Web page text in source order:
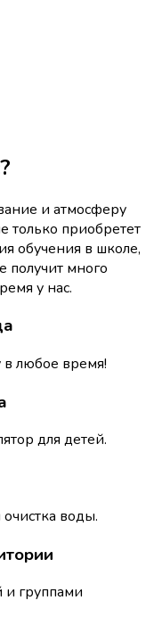
и атмосферу
только приобретет
обучения в школе,
получит много
у нас.
любое время!
для детей.
воды.
группами